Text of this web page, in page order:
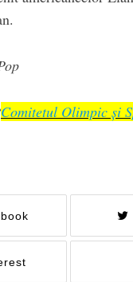
Comitetul Olimpic și